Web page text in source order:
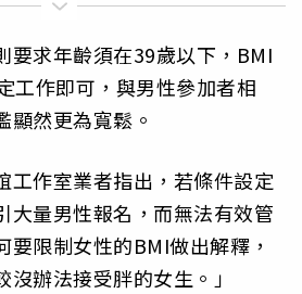
要求年齡須在39歲以下，BMI
工作即可，與男性參加者相
顯然更為寬鬆。
工作室業者指出，若條件設定
大量男性報名，而無法有效管
要限制女性的BMI做出解釋，
沒辦法接受胖的女生。」